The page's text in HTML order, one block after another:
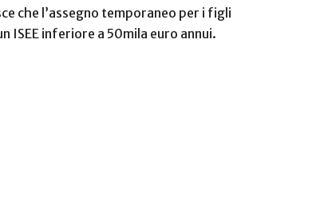
che l’assegno temporaneo per i figli
ISEE inferiore a 50mila euro annui.